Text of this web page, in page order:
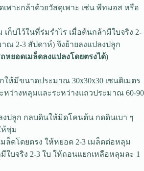
เพาะกล้าด้วยวัสดุเพาะ เช่น พีทมอส หรือ
เก็บไว้ในที่ร่มรำไร เมื่อต้นกล้ามีใบจริง 2-
าณ 2-3 สัปดาห์) จึงย้ายลงแปลงปลูก
หยอดเมล็ดลงแปลงโดยตรงได้)
ห้มีขนาดประมาณ 30x30x30 เซนติเมตร
หว่างหลุมและระหว่างแถวประมาณ 60-90
งปลูก กลบดินให้มิดโคนต้น กดดินเบา ๆ
ห้ชุ่ม
ล็ดโดยตรง ให้หยอด 2-3 เมล็ดต่อหลุม
ใบจริง 2-3 ใบ ให้ถอนแยกเหลือหลุมละ 1